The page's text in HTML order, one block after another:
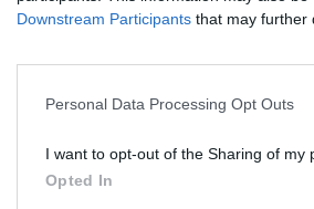
Downstream Participants that may further
Personal Data Processing Opt Outs
I want to opt-out of the Sharing of my
Opted In
MOHLO BY